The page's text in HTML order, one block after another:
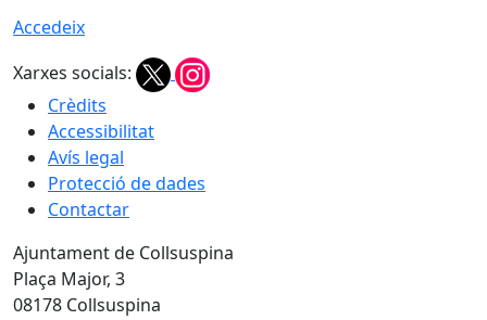
Accedeix
Xarxes socials:
Crèdits
Accessibilitat
Avís legal
Protecció de dades
Contactar
Ajuntament de Collsuspina
Plaça Major, 3
08178 Collsuspina